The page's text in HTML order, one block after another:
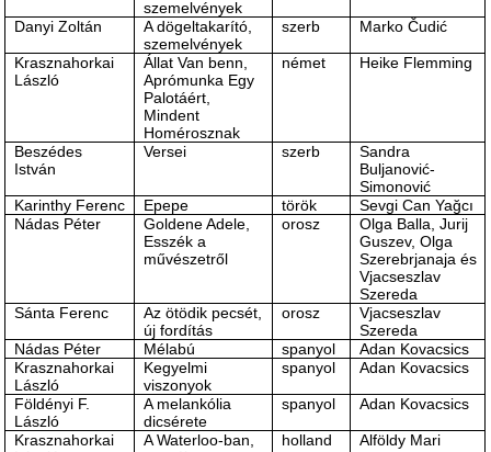
szemelvények
Danyi Zoltán
A dögeltakarító,
szemelvények
szerb Marko Čudić
Krasznahorkai
László
Állat Van benn,
Aprómunka Egy
Palotáért,
Mindent
Homérosznak
német Heike Flemming
Beszédes
István
Versei szerb
Sandra
Buljanović-
Simonović
Karinthy Ferenc
Epepe török
Sevgi Can Yağcı
Nádas Péter
Goldene Adele,
Esszék a
művészetről
orosz
Olga Balla, Jurij
Guszev, Olga
Szerebrjanaja és
Vjacseszlav
Szereda
Sánta Ferenc
Az ötödik pecsét,
új fordítás
orosz
Vjacseszlav
Szereda
Nádas Péter
Mélabú spanyol
Adan Kovacsics
Krasznahorkai
László
Kegyelmi
viszonyok
spanyol Adan Kovacsics
Földényi F.
László
A melankólia
dicsérete
spanyol Adan Kovacsics
Krasznahorkai
A Waterloo-ban,
holland Alföldy Mari